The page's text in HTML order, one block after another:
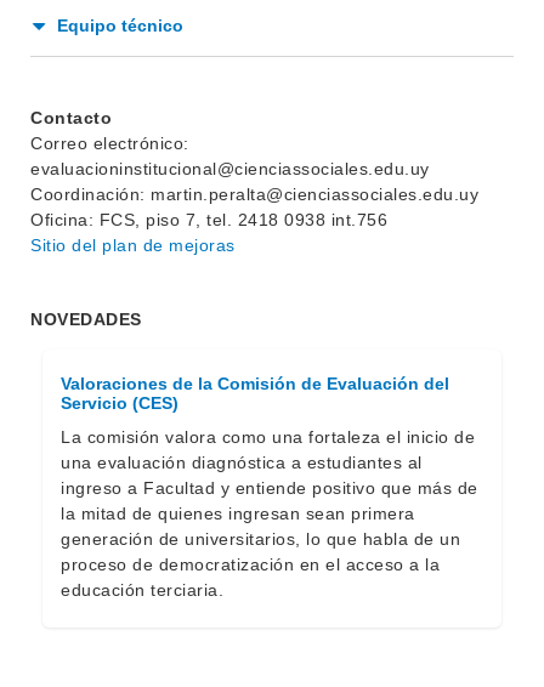
Equipo técnico
Contacto
Correo electrónico:
evaluacioninstitucional@cienciassociales.edu.uy
Coordinación: martin.peralta@cienciassociales.edu.uy
Oficina: FCS, piso 7, tel. 2418 0938 int.756
Sitio del plan de mejoras
NOVEDADES
Valoraciones de la Comisión de Evaluación del
Servicio (CES)
La comisión valora como una fortaleza el inicio de
una evaluación diagnóstica a estudiantes al
ingreso a Facultad y entiende positivo que más de
la mitad de quienes ingresan sean primera
generación de universitarios, lo que habla de un
proceso de democratización en el acceso a la
educación terciaria.